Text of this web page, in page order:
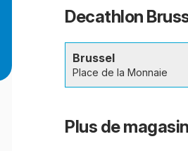
Decathlon
Brussel
Place de la Monnaie
Plus de